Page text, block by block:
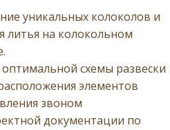
уникальных колоколов и
литья на колокольном
схемы развески
элементов
звоном
документации по